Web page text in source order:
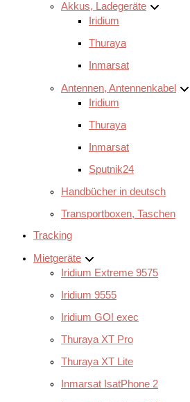
Akkus, Ladegeräte
Iridium
Thuraya
Inmarsat
Antennen, Antennenkabel
Iridium
Thuraya
Inmarsat
Sputnik24
Handbücher in deutsch
Transportboxen, Taschen
Tracking
Mietgeräte
Iridium Extreme 9575
Iridium 9555
Iridium GO! exec
Thuraya XT Pro
Thuraya XT Lite
Inmarsat IsatPhone 2